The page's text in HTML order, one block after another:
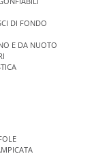
DI FONDO
E DA NUOTO